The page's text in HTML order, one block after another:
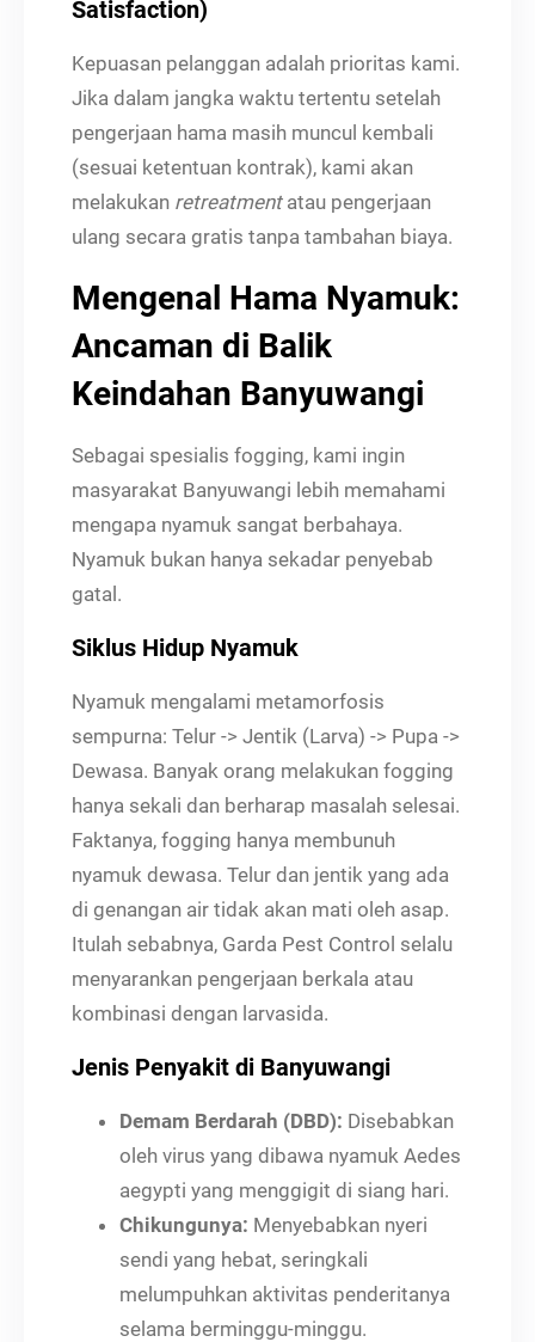
Satisfaction)
Kepuasan pelanggan adalah prioritas kami.
Jika dalam jangka waktu tertentu setelah
pengerjaan hama masih muncul kembali
(sesuai ketentuan kontrak), kami akan
melakukan retreatmentatau pengerjaan
ulang secara gratis tanpa tambahan biaya.
Mengenal Hama Nyamuk:
Ancaman di Balik
Keindahan Banyuwangi
Sebagai spesialis fogging, kami ingin
masyarakat Banyuwangi lebih memahami
mengapa nyamuk sangat berbahaya.
Nyamuk bukan hanya sekadar penyebab
gatal.
Siklus Hidup Nyamuk
Nyamuk mengalami metamorfosis
sempurna: Telur -> Jentik (Larva) -> Pupa ->
Dewasa. Banyak orang melakukan fogging
hanya sekali dan berharap masalah selesai.
Faktanya, fogging hanya membunuh
nyamuk dewasa. Telur dan jentik yang ada
di genangan air tidak akan mati oleh asap.
Itulah sebabnya, Garda Pest Control selalu
menyarankan pengerjaan berkala atau
kombinasi dengan larvasida.
Jenis Penyakit di Banyuwangi
Demam Berdarah (DBD): Disebabkan
oleh virus yang dibawa nyamuk Aedes
aegypti yang menggigit di siang hari.
Chikungunya: Menyebabkan nyeri
sendi yang hebat, seringkali
melumpuhkan aktivitas penderitanya
selama berminggu-minggu.